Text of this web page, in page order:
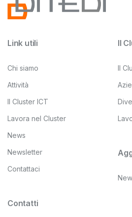
Link utili
Chi siamo
Attività
Il Cluster ICT
Lavora nel Cluster
News
Newsletter
Contattaci
Il
Il
Contatti